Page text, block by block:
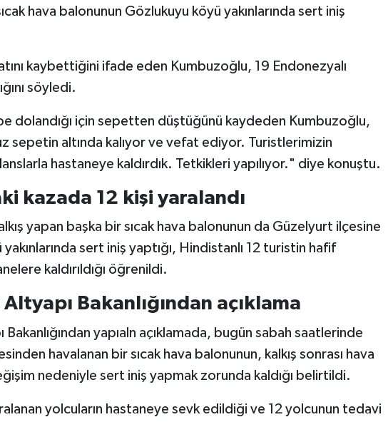
hava balonunun Gözlukuyu köyü yakınlarında sert iniş
kaybettiğini ifade eden Kumbuzoğlu, 19 Endonezyalı
söyledi.
dolandığı için sepetten düştüğünü kaydeden Kumbuzoğlu,
sepetin altında kalıyor ve vefat ediyor. Turistlerimizin
hastaneye kaldırdık. Tetkikleri yapılıyor." diye konuştu.
kazada 12 kişi yaralandı
yapan başka bir sıcak hava balonunun da Güzelyurt ilçesine
yakınlarında sert iniş yaptığı, Hindistanlı 12 turistin hafif
kaldırıldığı öğrenildi.
Bakanlığından açıklama
Bakanlığından yapıaln açıklamada, bugün sabah saatlerinde
havalanan bir sıcak hava balonunun, kalkış sonrası hava
nedeniyle sert iniş yapmak zorunda kaldığı belirtildi.
yolcuların hastaneye sevk edildiği ve 12 yolcunun tedavi